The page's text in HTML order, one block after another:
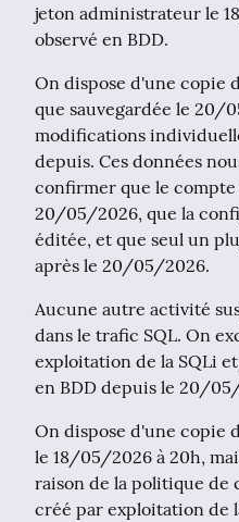
jeton administrateur le
observé en BDD.
On dispose d'une copie
que sauvegardée le 20/
modifications
depuis. Ces données
confirmer que le
20/05/2026, que la
éditée, et que seul un
après le 20/05/2026.
Aucune autre activité
dans le trafic SQL. On
exploitation de la SQLi
en BDD depuis le 20/
On dispose d'une copie
le 18/05/2026 à 20h,
raison de la politique de
créé par exploitation de